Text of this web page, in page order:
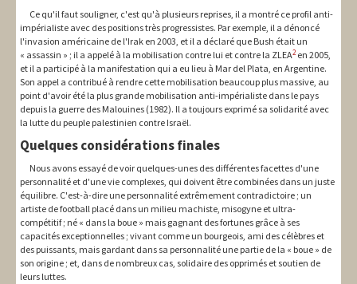
Ce qu'il faut souligner, c'est qu'à plusieurs reprises, il a montré ce profil anti-
impérialiste avec des positions très progressistes. Par exemple, il a dénoncé
l'invasion américaine de l'Irak en 2003, et il a déclaré que Bush était un
« assassin » ; il a appelé à la mobilisation contre lui et contre la ZLEA2en 2005,
et il a participé à la manifestation qui a eu lieu à Mar del Plata, en Argentine.
Son appel a contribué à rendre cette mobilisation beaucoup plus massive, au
point d'avoir été la plus grande mobilisation anti-impérialiste dans le pays
depuis la guerre des Malouines (1982). Il a toujours exprimé sa solidarité avec
la lutte du peuple palestinien contre Israël.
Quelques considérations finales
Nous avons essayé de voir quelques-unes des différentes facettes d'une
personnalité et d'une vie complexes, qui doivent être combinées dans un juste
équilibre. C'est-à-dire une personnalité extrêmement contradictoire ; un
artiste de football placé dans un milieu machiste, misogyne et ultra-
compétitif ; né « dans la boue » mais gagnant des fortunes grâce à ses
capacités exceptionnelles ; vivant comme un bourgeois, ami des célèbres et
des puissants, mais gardant dans sa personnalité une partie de la « boue » de
son origine ; et, dans de nombreux cas, solidaire des opprimés et soutien de
leurs luttes.